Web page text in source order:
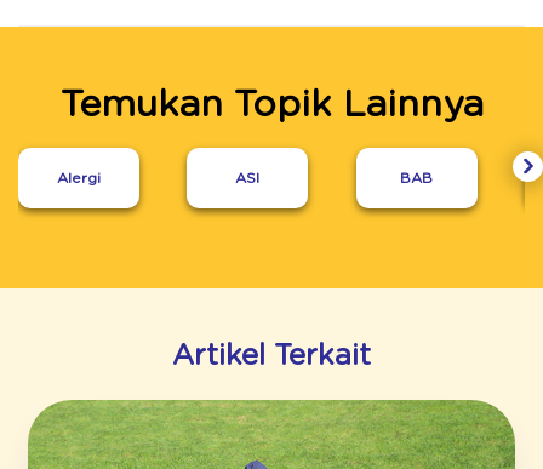
Temukan Topik Lainnya
Alergi ASI BAB
Artikel Terkait